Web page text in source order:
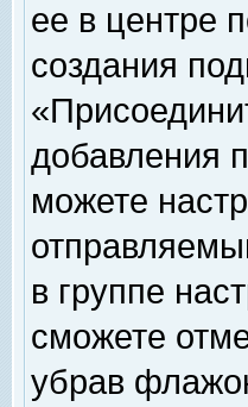
ее в центре
создания
добавления
можете
в группе
сможете
убрав